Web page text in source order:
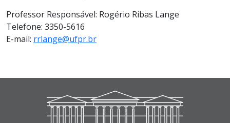
Professor Responsável: Rogério Ribas Lange
Telefone: 3350-5616
E-mail: rrlange@ufpr.br